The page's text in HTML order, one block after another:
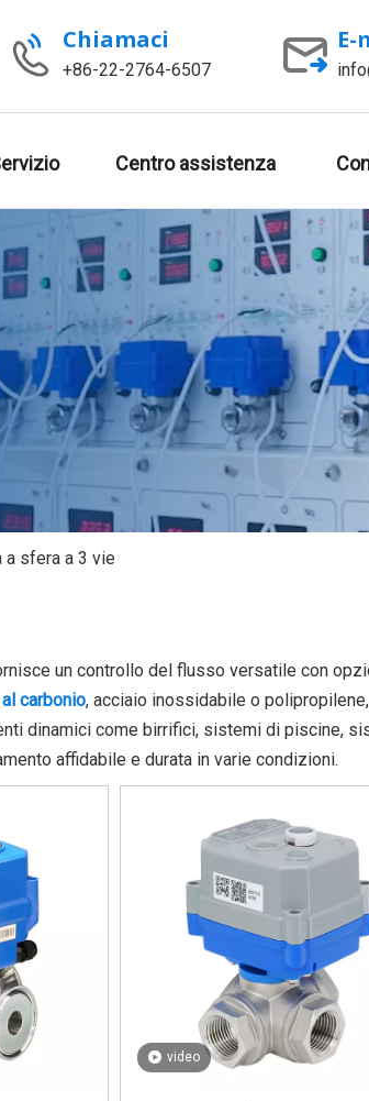
Chiamaci
+86-22-2764-6507
E-
Centro assistenza
a sfera a 3 vie
un controllo del flusso versatile con
carbonio, acciaio inossidabile o
dinamici come birrifici, sistemi di piscine,
affidabile e durata in varie condizioni.
video